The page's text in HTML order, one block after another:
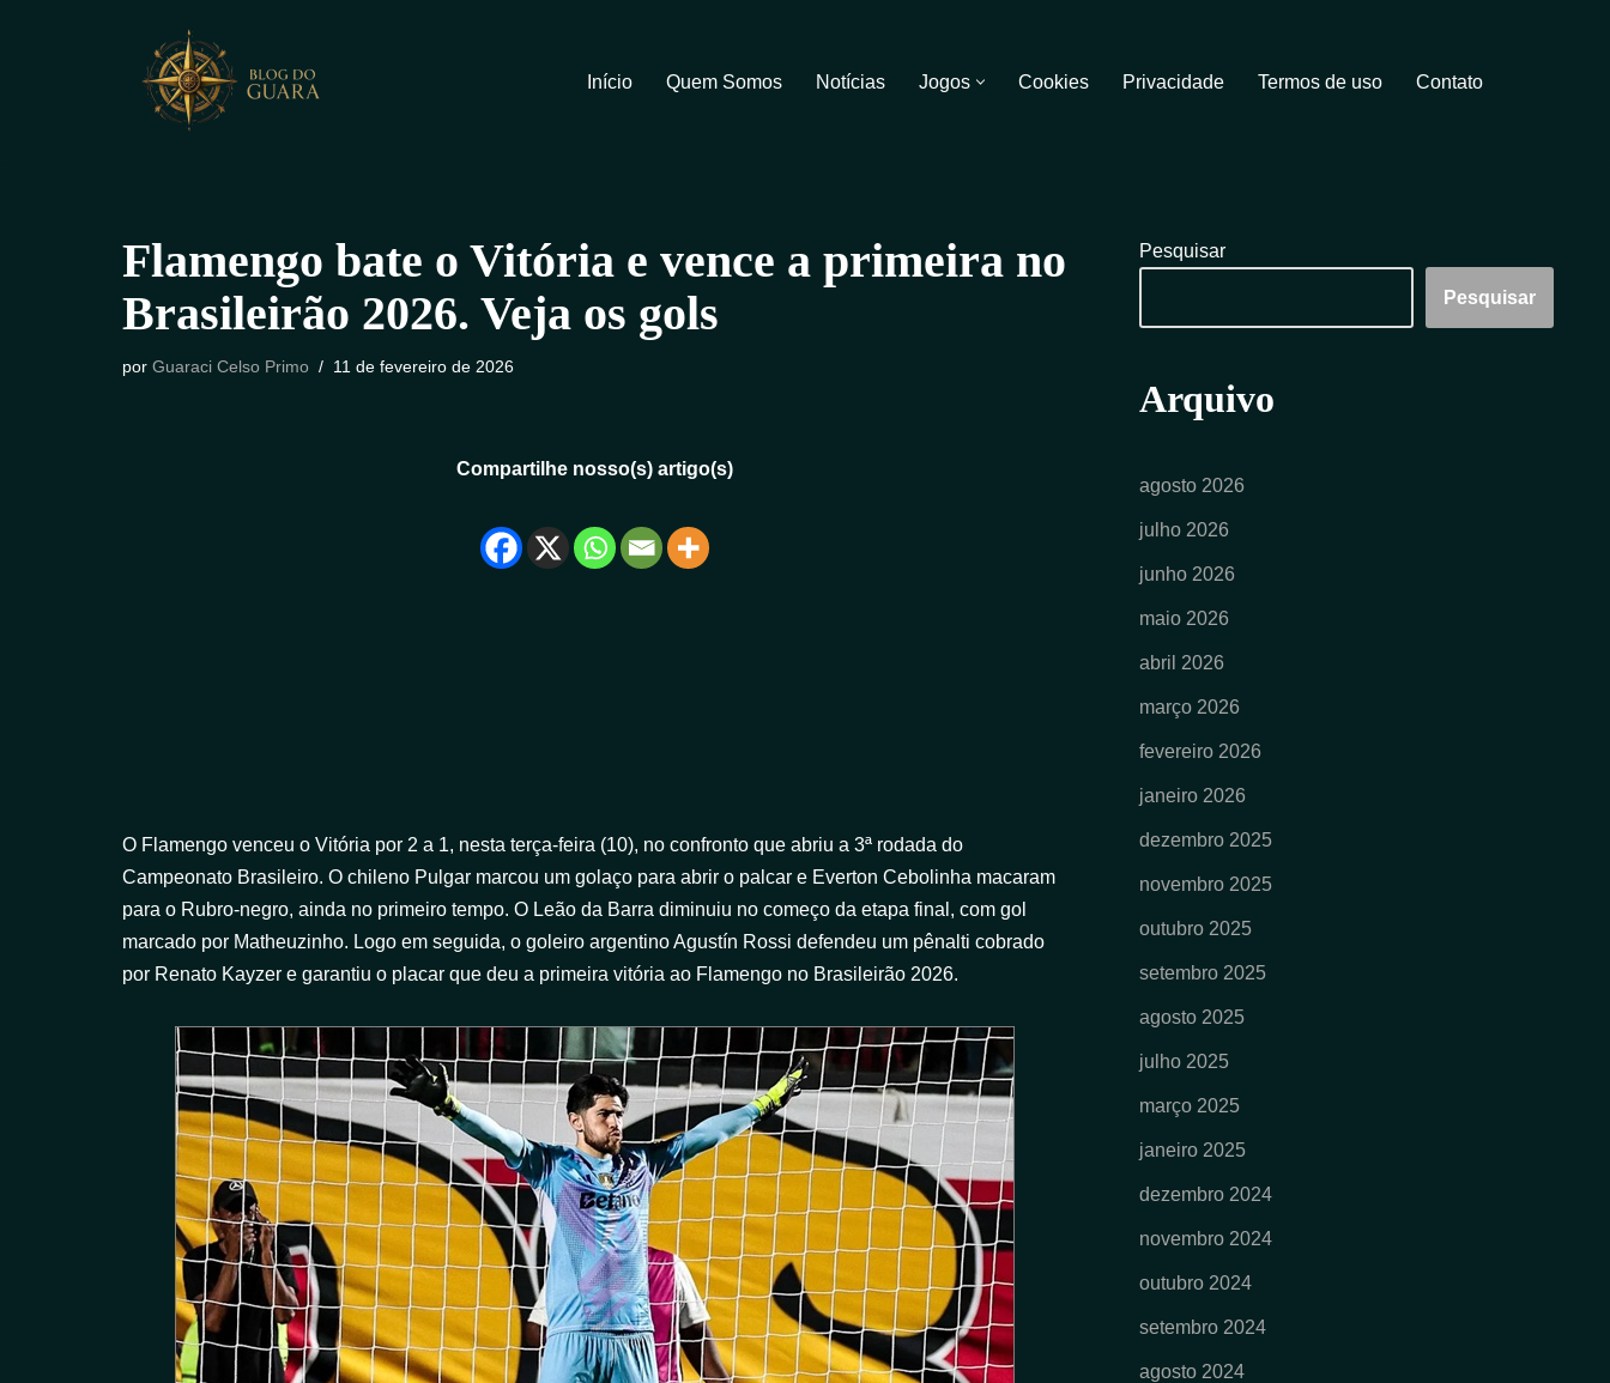
Início Quem Somos Notícias Jogos Cookies Privacidade Termos de uso Contato
Flamengo bate o Vitória e vence a primeira no
Brasileirão 2026. Veja os gols
por Guaraci Celso Primo 11 de fevereiro de 2026
Compartilhe nosso(s) artigo(s)
O Flamengo venceu o Vitória por 2 a 1, nesta terça-feira (10), no confronto que abriu a 3ª rodada do
Campeonato Brasileiro. O chileno Pulgar marcou um golaço para abrir o palcar e Everton Cebolinha macaram
para o Rubro-negro, ainda no primeiro tempo. O Leão da Barra diminuiu no começo da etapa final, com gol
marcado por Matheuzinho. Logo em seguida, o goleiro argentino Agustín Rossi defendeu um pênalti cobrado
por Renato Kayzer e garantiu o placar que deu a primeira vitória ao Flamengo no Brasileirão 2026.
Pesquisar
Pesquisar
Arquivo
agosto 2026
julho 2026
junho 2026
maio 2026
abril 2026
março 2026
fevereiro 2026
janeiro 2026
dezembro 2025
novembro 2025
outubro 2025
setembro 2025
agosto 2025
julho 2025
março 2025
janeiro 2025
dezembro 2024
novembro 2024
outubro 2024
setembro 2024
agosto 2024